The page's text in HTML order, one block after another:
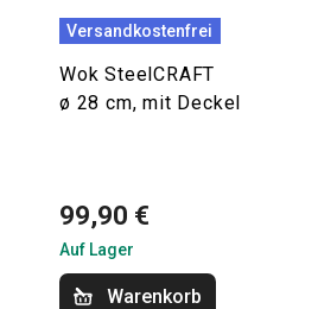
Versandkostenfrei
Wok SteelCRAFT
ø 28 cm, mit Deckel
99,90 €
Auf Lager
Warenkorb